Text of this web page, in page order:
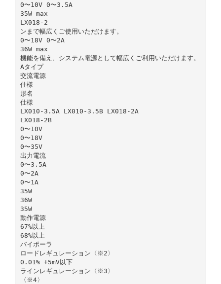
0〜10V 0〜3.5A
35W max
LX018-2
ンまで幅広くご使用いただけます。
0〜18V 0〜2A
36W max
機能を備え、システム電源として幅広くご利用いただけます。
Aタイプ
交流電源
仕様
形名
仕様
LX010-3.5A LX010-3.5B LX018-2A
LX018-2B
0〜10V
0〜18V
0〜35V
出力電流
0〜3.5A
0〜2A
0〜1A
35W
36W
35W
動作電源
67%以上
68%以上
バイポーラ
ロードレギュレーション〈※2〉
0.01% +5mV以下
ラインレギュレーション〈※3〉
〈※4〉